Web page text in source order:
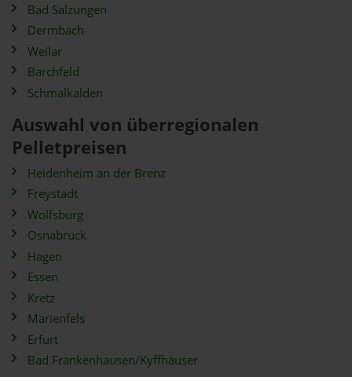
Bad Salzungen
Dermbach
Weilar
Barchfeld
Schmalkalden
Auswahl von überregionalen
Pelletpreisen
Heidenheim an der Brenz
Freystadt
Wolfsburg
Osnabrück
Hagen
Essen
Kretz
Marienfels
Erfurt
Bad Frankenhausen/Kyffhäuser